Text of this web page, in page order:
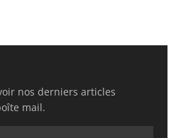
nos derniers articles
mail.